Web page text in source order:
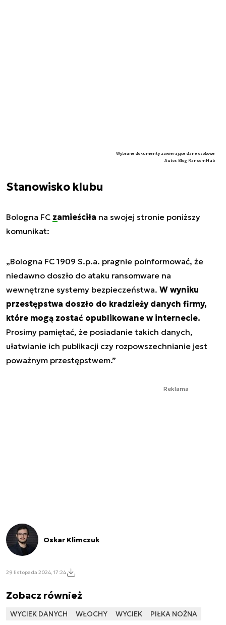
Wybrane dokumenty zawierające dane osobowe
Autor. Blog RansomHub
Stanowisko klubu
Bologna FC zamieściła na swojej stronie poniższy
komunikat:
„Bologna FC 1909 S.p.a. pragnie poinformować, że
niedawno doszło do ataku ransomware na
wewnętrzne systemy bezpieczeństwa. W wyniku
przestępstwa doszło do kradzieży danych firmy,
które mogą zostać opublikowane w internecie.
Prosimy pamiętać, że posiadanie takich danych,
ułatwianie ich publikacji czy rozpowszechnianie jest
poważnym przestępstwem.”
Reklama
Oskar Klimczuk
29 listopada 2024, 17:24
Zobacz również
WYCIEK DANYCH WŁOCHY WYCIEK PIŁKA NOŻNA